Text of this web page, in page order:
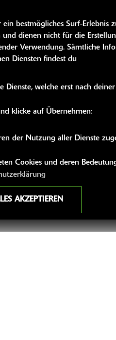
ein bestmögliches Surf-Erlebnis
und dienen nicht für die
Verwendung. Sämtliche
Diensten findest du
Dienste, welche erst nach
klicke auf Übernehmen:
der Nutzung aller Dienste
Cookies und deren
AKZEPTIEREN